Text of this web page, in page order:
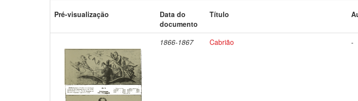
Pré-visualização
Data do
documento
Título
1866-1867 Cabrião -